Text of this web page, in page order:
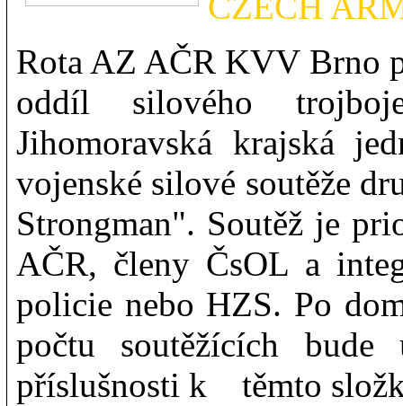
Rota AZ AČR KVV Brno
oddíl silového
Jihomoravská krajská
vojenské silové soutěže
Strongman". Soutěž je
AČR, členy ČsOL a
policie nebo HZS. Po
počtu soutěžících bude
příslušnosti k těmto